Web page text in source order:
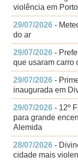
violência em
29/07/2026 -
do ar
29/07/2026 -
que usaram carro
29/07/2026 -
inaugurada em
29/07/2026 - 12º
para grande
Alemida
28/07/2026 -
cidade mais